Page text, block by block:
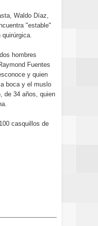
Waldo Díaz,
"estable"
quirúrgica.
hombres
Fuentes
y quien
boca y el muslo
de 34 años, quien
casquillos de